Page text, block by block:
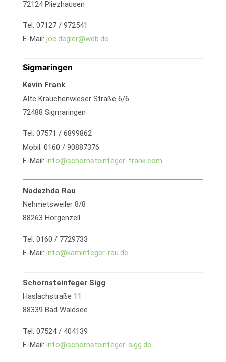
72124 Pliezhausen
Tel: 07127 / 972541
E-Mail: joe.degler@web.de
Sigmaringen
Kevin Frank
Alte Krauchenwieser Straße 6/6
72488 Sigmaringen
Tel: 07571 / 6899862
Mobil: 0160 / 90887376
E-Mail: info@schornsteinfeger-frank.com
Nadezhda Rau
Nehmetsweiler 8/8
88263 Horgenzell
Tel: 0160 / 7729733
E-Mail: info@kaminfeger-rau.de
Schornsteinfeger Sigg
Haslachstraße 11
88339 Bad Waldsee
Tel: 07524 / 404139
E-Mail: info@schornsteinfeger-sigg.de